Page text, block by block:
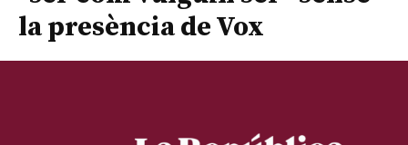
la presència de Vox